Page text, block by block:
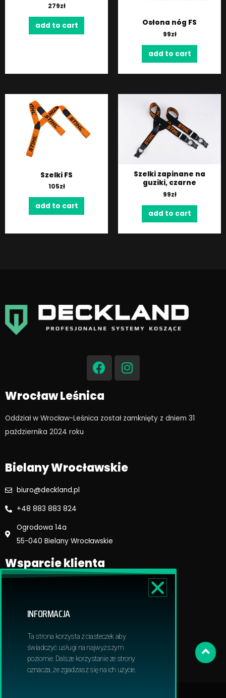
279zł
add to cart Osłona nóg FS
99zł
add to cart
Szelki FS
105zł
add to cart
Szelki zapinane na
guziki, czarne
99zł
add to cart
F
a
c
e
b
o
I
n
s
g
Wrocław Leśnica
Oddział w Wrocław-Leśnica został zamknięty z dniem 31
października 2024 roku​
Bielany Wrocławskie
biuro@deckland.pl
+48 883 883 824
Ogrodowa 14a
55-040 Bielany Wrocławskie
Wsparcie klienta
Dostawa i płatność
Obowiązek informacyjny RODO
INFORMACJA
Ta strona korzysta z ciasteczek aby
świadczyć usługi na najwyższym
poziomie. Dalsze korzystanie ze strony
oznacza, że zgadzasz się na ich użycie.